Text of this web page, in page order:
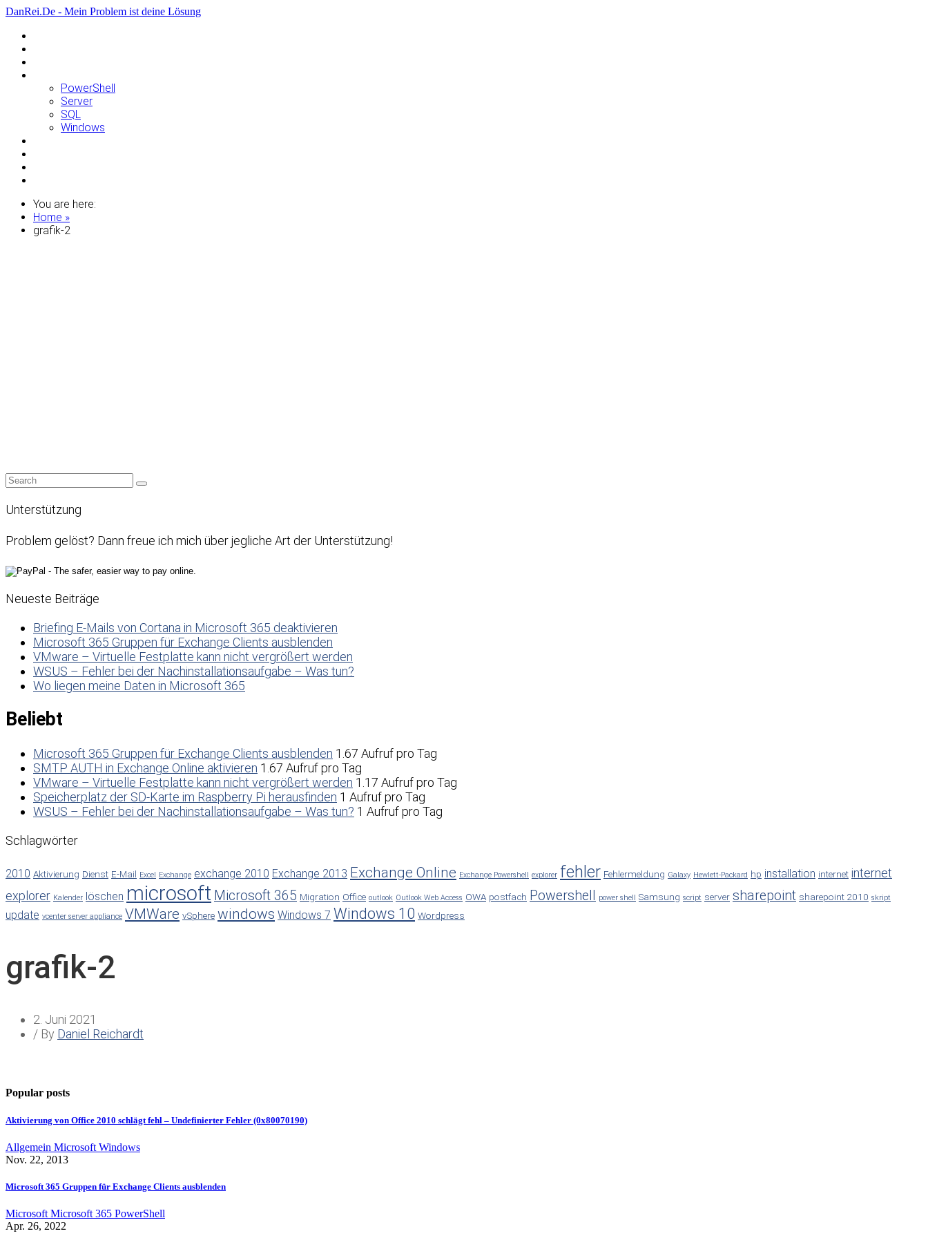
DanRei.De - Mein Problem ist deine Lösung
PowerShell
Server
SQL
Windows
You are here:
Home »
grafik-2
Unterstützung
Problem gelöst? Dann freue ich mich über jegliche Art der Unterstützung!
Neueste Beiträge
Briefing E-Mails von Cortana in Microsoft 365 deaktivieren
Microsoft 365 Gruppen für Exchange Clients ausblenden
VMware – Virtuelle Festplatte kann nicht vergrößert werden
WSUS – Fehler bei der Nachinstallationsaufgabe – Was tun?
Wo liegen meine Daten in Microsoft 365
Beliebt
Microsoft 365 Gruppen für Exchange Clients ausblenden 1.67 Aufruf pro Tag
SMTP AUTH in Exchange Online aktivieren 1.67 Aufruf pro Tag
VMware – Virtuelle Festplatte kann nicht vergrößert werden 1.17 Aufruf pro Tag
Speicherplatz der SD-Karte im Raspberry Pi herausfinden 1 Aufruf pro Tag
WSUS – Fehler bei der Nachinstallationsaufgabe – Was tun? 1 Aufruf pro Tag
Schlagwörter
2010 Aktivierung Dienst E-Mail Excel Exchange exchange 2010 Exchange 2013 Exchange Online Exchange Powershell explorer fehler Fehlermeldung Galaxy Hewlett-Packard hp installation internet internet
explorer Kalender löschen microsoft Microsoft 365 Migration Office outlook Outlook Web Access OWA postfach Powershell power shell Samsung script server sharepoint sharepoint 2010 skript
update vcenter server appliance VMWare vSphere windows Windows 7 Windows 10 Wordpress
grafik-2
2. Juni 2021
/ By Daniel Reichardt
Popular posts
Aktivierung von Office 2010 schlägt fehl – Undefinierter Fehler (0x80070190)
Allgemein Microsoft Windows
Nov. 22, 2013
Microsoft 365 Gruppen für Exchange Clients ausblenden
Microsoft Microsoft 365 PowerShell
Apr. 26, 2022